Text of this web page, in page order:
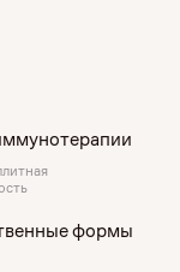
формы